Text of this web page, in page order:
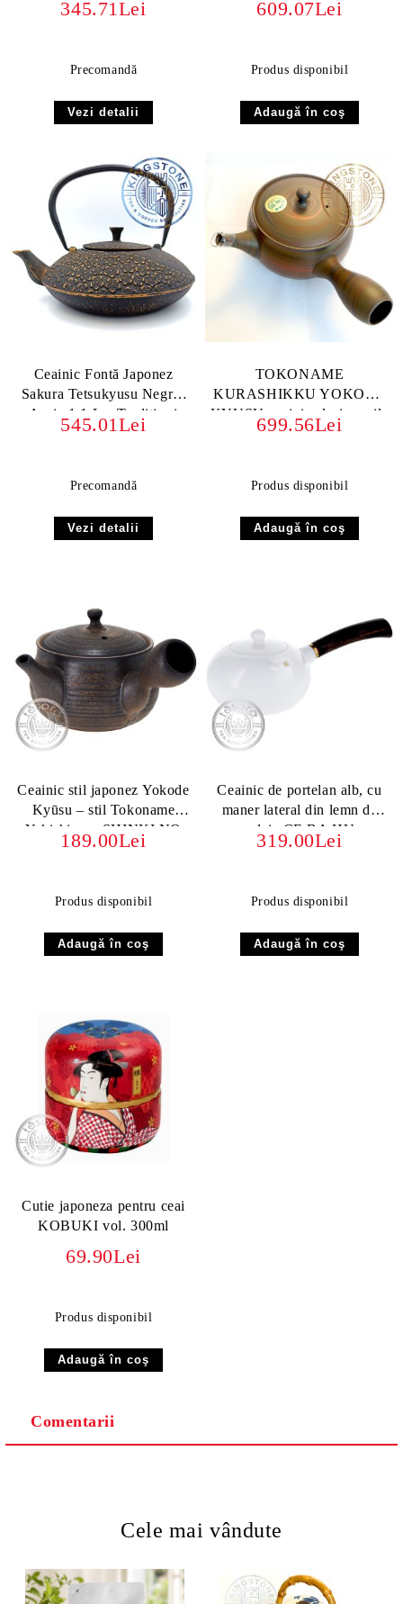
ml
345.71Lei
Precomandă
Vezi detalii
609.07Lei
Produs disponibil
Ceainic Fontă Japonez
Sakura Tetsukyusu Negru-
Auriu 1.1 L – Tradiție și
Eleganță Niponă
545.01Lei
Precomandă
Vezi detalii
TOKONAME
KURASHIKKU YOKODE
KYUSU ceainic clasic argila
JAPONIA
699.56Lei
Produs disponibil
Ceainic stil japonez Yokode
Kyūsu – stil Tokoname
Yakishime - SHINKI NO
KAGAYAKI (Stralucirea
189.00Lei
Produs disponibil
Ceainic de portelan alb, cu
maner lateral din lemn de
salcie CE BA HU
YANGZHI HU, vol. 0.6L
319.00Lei
Produs disponibil
Cutie japoneza pentru ceai
KOBUKI vol. 300ml
69.90Lei
Produs disponibil
Comentarii
Cele mai vândute